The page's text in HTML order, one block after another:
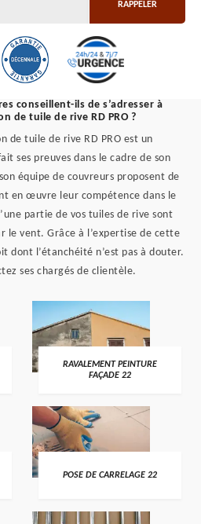
conseillent-ils de s’adresser à
de tuile de rive RD PRO ?
de tuile de rive RD PRO est un
ses preuves dans le cadre de son
équipe de couvreurs proposent de
en œuvre leur compétence dans le
partie de vos tuiles de rive sont
le vent. Grâce à l’expertise de cette
dont l’étanchéité n’est pas à douter.
ses chargés de clientèle.
RAVALEMENT PEINTURE
FAÇADE 22
POSE DE CARRELAGE 22